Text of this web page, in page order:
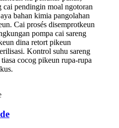
cai pendingin moal ngotoran
bahan kimia pangolahan
Cai prosés disemprotkeun
pompa cai sareng
dina retort pikeun
Kontrol suhu sareng
cocog pikeun rupa-rupa